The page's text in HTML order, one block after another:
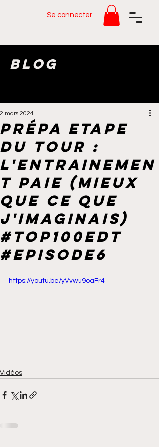
Se connecter
Blog
Prépa ETAPE
DU TOUR :
l'entrainemen
t paie (mieux
que ce que
j'imaginais)
#top100edt
#episode6
2 mars 2024
https://youtu.be/yVvwu9oaFr4
Vidéos